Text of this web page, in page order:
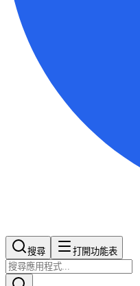
搜尋​​​​ 打開功能表